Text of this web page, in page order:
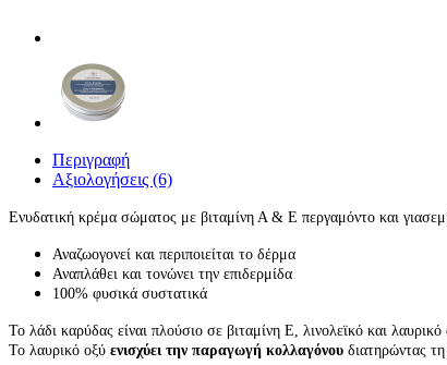
Περιγραφή
Αξιολογήσεις (6)
Ενυδατική κρέμα σώματος με βιταμίνη Α & Ε περγαμόντο και
Αναζωογονεί και περιποιείται το δέρμα
Αναπλάθει και τονώνει την επιδερμίδα
100% φυσικά συστατικά
Το λάδι καρύδας είναι πλούσιο σε βιταμίνη Ε, λινολεϊκό και λαυρικό
Το λαυρικό οξύ ενισχύει την παραγωγή κολλαγόνου διατηρώντας τη